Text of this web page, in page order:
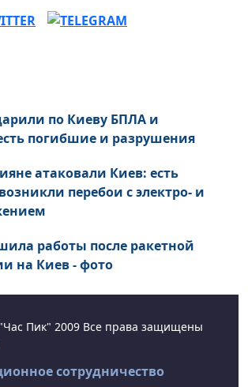
по Киеву БПЛА и
погибшие и разрушения
атаковали Киев: есть
перебои с электро- и
работы после ракетной
на Киев - фото
Пик" 2009 Все права защищены
сотрудничество